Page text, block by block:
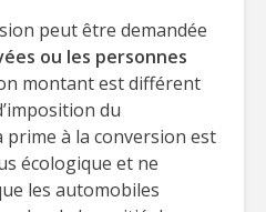
peut être demandée
ou les personnes
montant est différent
du
prime à la conversion est
écologique et ne
les automobiles